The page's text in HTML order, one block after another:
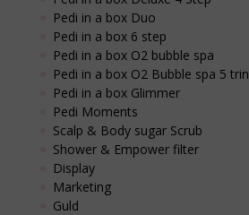
Pedi in a box Duo
Pedi in a box 6 step
Pedi in a box O2 bubble spa
Pedi in a box O2 Bubble spa 5 trin
Pedi in a box Glimmer
Pedi Moments
Scalp & Body sugar Scrub
Shower & Empower filter
Display
Marketing
Guld